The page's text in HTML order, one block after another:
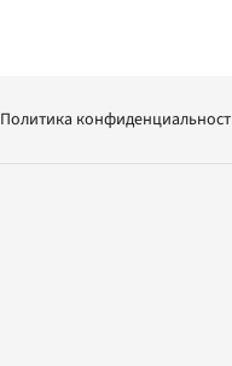
Политика